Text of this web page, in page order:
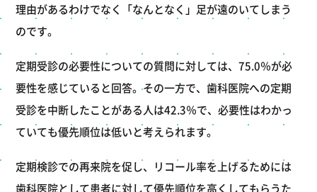
理由があるわけでなく「なんとなく」足が遠のいてしまう
のです。
定期受診の必要性についての質問に対しては、75.0％が必
要性を感じていると回答。その一方で、歯科医院への定期
受診を中断したことがある人は42.3％で、必要性はわかっ
ていても優先順位は低いと考えられます。
定期検診での再来院を促し、リコール率を上げるためには
歯科医院として患者に対して優先順位を高くしてもらうた